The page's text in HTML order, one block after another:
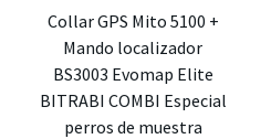
Collar GPS Mito 5100 +
Mando localizador
BS3003 Evomap Elite
BITRABI COMBI Especial
perros de muestra